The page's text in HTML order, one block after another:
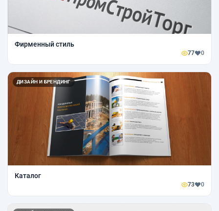
Фирменный стиль
77 0
ДИЗАЙН И БРЕНДИНГ
Каталог
73 0